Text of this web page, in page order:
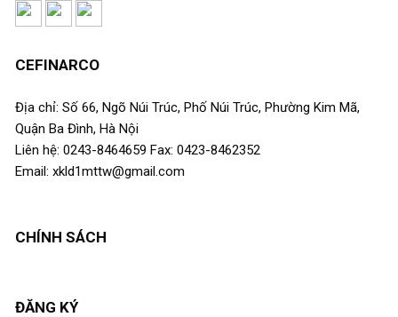
CEFINARCO
Địa chỉ: Số 66, Ngõ Núi Trúc, Phố Núi Trúc, Phường Kim Mã,
Quận Ba Đình, Hà Nội
Liên hệ: 0243-8464659 Fax: 0423-8462352
Email: xkld1mttw@gmail.com
CHÍNH SÁCH
ĐĂNG KÝ